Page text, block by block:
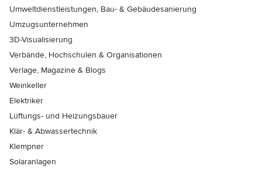
Umweltdienstleistungen, Bau- & Gebäudesanierung
Umzugsunternehmen
3D-Visualisierung
Verbände, Hochschulen & Organisationen
Verlage, Magazine & Blogs
Weinkeller
Elektriker
Lüftungs- und Heizungsbauer
Klär- & Abwassertechnik
Klempner
Solaranlagen